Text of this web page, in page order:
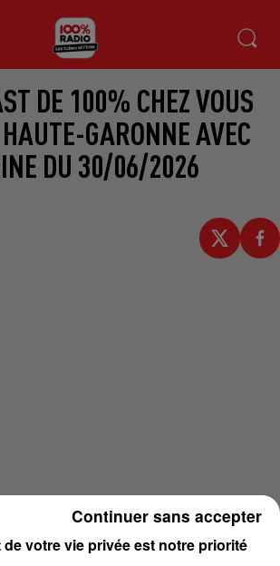
DE 100% CHEZ VOUS
GARONNE AVEC
DU 30/06/2026
de votre vie privée est notre priorité
Continuer sans accepter